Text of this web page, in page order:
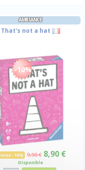
AMBIANCE
That's not a hat
-10%
-10% 9,90 € 8,90 €
Disponible